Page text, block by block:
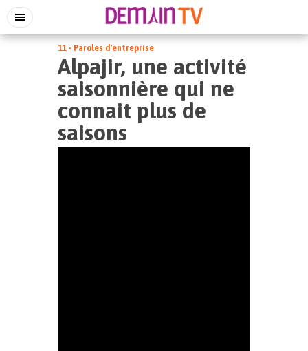
11 - Paroles d'entreprise
Alpajir, une activité
saisonnière qui ne
connait plus de
saisons